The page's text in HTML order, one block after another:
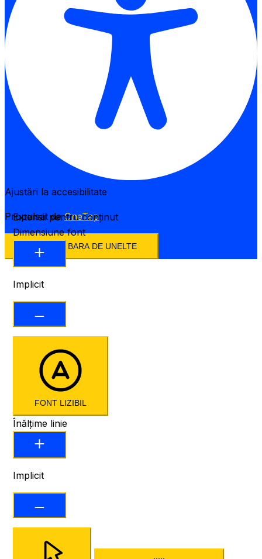
Ajustări la accesibilitate
Propulsat deOneTap
ASCUNDE BARA DE UNELTE
Extensii pentru conținut
Dimensiune font
Implicit
FONT LIZIBIL
Înălțime linie
Implicit